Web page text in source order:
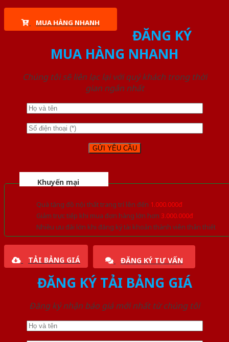
MUA HÀNG NHANH
ĐĂNG KÝ
MUA HÀNG NHANH
Chúng tôi sẽ liên lạc lại với quý khách trong thời
gian ngắn nhất
Khuyến mại
Quà tặng đồ nội thất trang trí lên đến 1.000.000đ
Giảm trực tiếp khi mua đơn hàng lớn hơn 3.000.000đ
Nhiều ưu đãi lớn khi đăng ký tài khoản thành viên thân thiết
TẢI BẢNG GIÁ ĐĂNG KÝ TƯ VẤN
ĐĂNG KÝ TẢI BẢNG GIÁ
Đăng ký nhận báo giá mới nhất từ chúng tôi